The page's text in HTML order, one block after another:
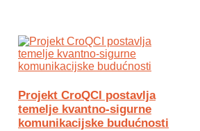
Projekt CroQCI postavlja
temelje kvantno-sigurne
komunikacijske budućnosti